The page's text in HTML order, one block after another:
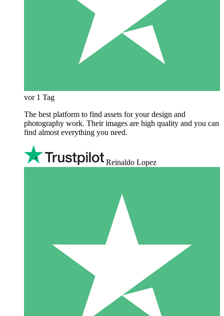
vor 1 Tag
The best platform to find assets for your design and
photography work. Their images are high quality and you can
find almost everything you need.
Reinaldo Lopez